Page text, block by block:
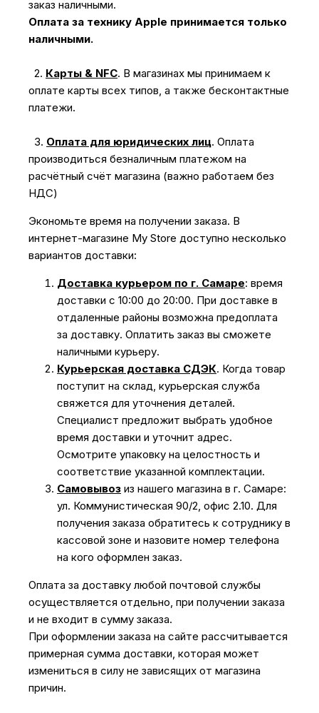
заказ наличными.
Оплата за технику Apple принимается только
наличными.
2. Карты & NFC. В магазинах мы принимаем к
оплате карты всех типов, а также бесконтактные
платежи.
3. Оплата для юридических лиц. Оплата
производиться безналичным платежом на
расчётный счёт магазина (важно работаем без
НДС)
Экономьте время на получении заказа. В
интернет-магазине My Store доступно несколько
вариантов доставки:
Доставка курьером по г. Самаре: время
доставки с 10:00 до 20:00. При доставке в
отдаленные районы возможна предоплата
за доставку. Оплатить заказ вы сможете
наличными курьеру.
Курьерская доставка СДЭК. Когда товар
поступит на склад, курьерская служба
свяжется для уточнения деталей.
Специалист предложит выбрать удобное
время доставки и уточнит адрес.
Осмотрите упаковку на целостность и
соответствие указанной комплектации.
Самовывоз из нашего магазина в г. Самаре:
ул. Коммунистическая 90/2, офис 2.10. Для
получения заказа обратитесь к сотруднику в
кассовой зоне и назовите номер телефона
на кого оформлен заказ.
Оплата за доставку любой почтовой службы
осуществляется отдельно, при получении заказа
и не входит в сумму заказа.
При оформлении заказа на сайте рассчитывается
примерная сумма доставки, которая может
измениться в силу не зависящих от магазина
причин.